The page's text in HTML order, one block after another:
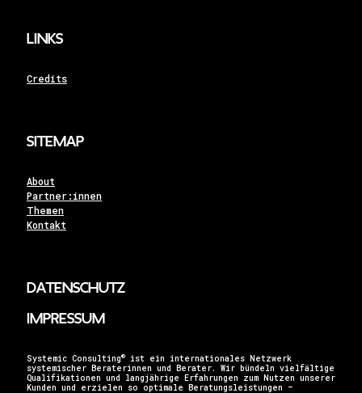
Links
Credits
Sitemap
About
Partner:innen
Themen
Kontakt
Datenschutz
Impressum
Systemic Consulting® ist ein internationales Netzwerk
systemischer Beraterinnen und Berater. Wir bündeln vielfältige
Qualifikationen und langjährige Erfahrungen zum Nutzen unserer
Kunden und erzielen so optimale Beratungsleistungen –